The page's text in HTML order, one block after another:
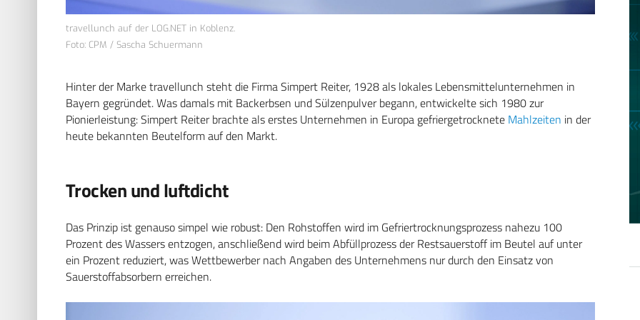
travellunch auf der LOG.NET in Koblenz.
Foto: CPM / Sascha Schuermann
Hinter der Marke travellunch steht die Firma Simpert Reiter, 1928 als lokales Lebensmittelunternehmen in
Bayern gegründet. Was damals mit Backerbsen und Sülzenpulver begann, entwickelte sich 1980 zur
Pionierleistung: Simpert Reiter brachte als erstes Unternehmen in Europa gefriergetrocknete Mahlzeiten in der
heute bekannten Beutelform auf den Markt.
Trocken und luftdicht
Das Prinzip ist genauso simpel wie robust: Den Rohstoffen wird im Gefriertrocknungsprozess nahezu 100
Prozent des Wassers entzogen, anschließend wird beim Abfüllprozess der Restsauerstoff im Beutel auf unter
ein Prozent reduziert, was Wettbewerber nach Angaben des Unternehmens nur durch den Einsatz von
Sauerstoffabsorbern erreichen.